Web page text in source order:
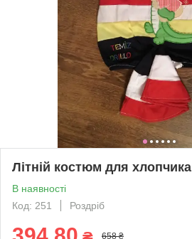
Літній костюм для хлопчика
В наявності
Код: 251
Роздріб
658 ₴